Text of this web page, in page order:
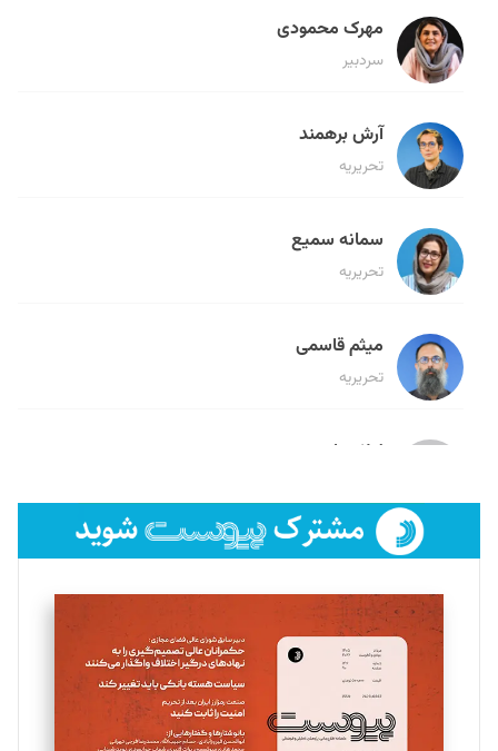
مهرک محمودی
سردبیر
آرش برهمند
تحریریه
سمانه سمیع
تحریریه
میثم قاسمی
تحریریه
لیلا حنارود
فائزه فتحی رستمی
تحریریه
سروش کرمیان
تحریریه